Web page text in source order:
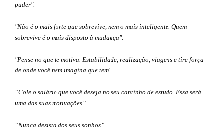
puder".
"Não é o mais forte que sobrevive, nem o mais inteligente. Quem
sobrevive é o mais disposto à mudança".
"Pense no que te motiva. Estabilidade, realização, viagens e tire força
de onde você nem imagina que tem".
“Cole o salário que você deseja no seu cantinho de estudo. Essa será
uma das suas motivações”.
“Nunca desista dos seus sonhos”.